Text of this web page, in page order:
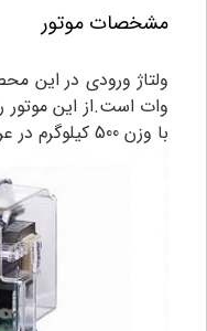
مشخصات موتور
وات است.از این موتور
با وزن 500 کیلوگرم در عرض 15 متر استفاده میشود.